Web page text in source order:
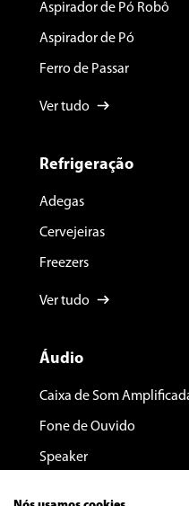
Aspirador de Pó Robô
Aspirador de Pó
Ferro de Passar
Ver tudo
Refrigeração
Adegas
Cervejeiras
Freezers
Ver tudo
Áudio
Caixa de Som
Fone de Ouvido
Speaker